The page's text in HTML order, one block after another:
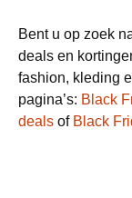
Bent u op zoek
deals en
fashion, kleding
pagina’s: Black
deals of Black